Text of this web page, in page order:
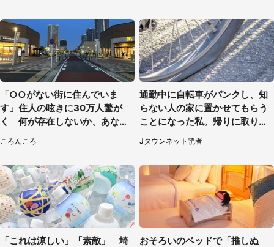
「○○がない街に住んでいま
す」住人の呟きに30万人驚が
く 何が存在しないか、あなた
ころんころ
通勤中に自転車がパンクし、知
らない人の家に置かせてもらう
ことになった私。帰りに取りに
行くと、なんと...（東京都・40
代女性）
Jタウンネット読者
「これは涼しい」「素敵」 埼
おそろいのベッドで「推しぬ